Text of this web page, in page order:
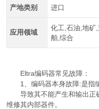
产地类别 进口
应用领域
化工,石油,地矿
舶,综合
Eltra编码器常见故障：
1、编码器本身故障:是指编
导致其不能产生和输出正
维修其内部器件。